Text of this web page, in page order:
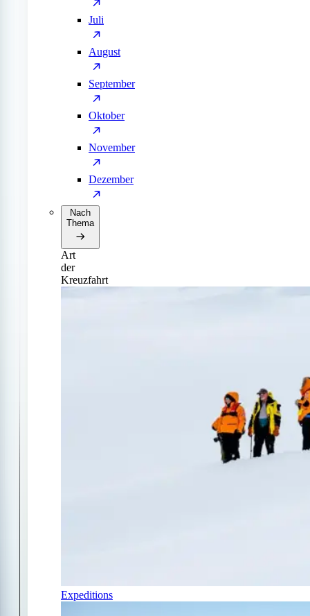
Juli
August
September
Oktober
November
Dezember
Nach
Thema
Art
der
Kreuzfahrt
Expeditions